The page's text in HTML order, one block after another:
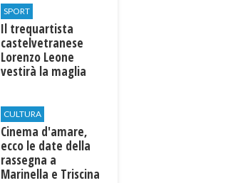
SPORT
Il trequartista
castelvetranese
Lorenzo Leone
vestirà la maglia
CULTURA
Cinema d'amare,
ecco le date della
rassegna a
Marinella e Triscina